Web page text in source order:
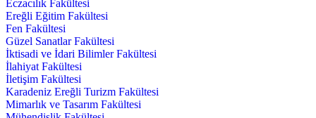
Eczacılık Fakültesi
Ereğli Eğitim Fakültesi
Fen Fakültesi
Güzel Sanatlar Fakültesi
İktisadi ve İdari Bilimler Fakültesi
İlahiyat Fakültesi
İletişim Fakültesi
Karadeniz Ereğli Turizm Fakültesi
Mimarlık ve Tasarım Fakültesi